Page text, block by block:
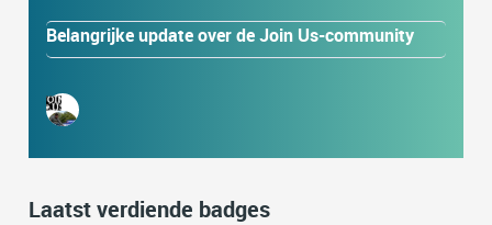
Belangrijke update over de Join Us-community
Laatst verdiende badges